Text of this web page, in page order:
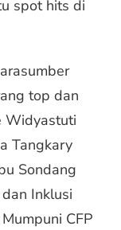
spot hits di
top dan
Widyastuti
Tangkary
Sondang
Inklusi
CFP